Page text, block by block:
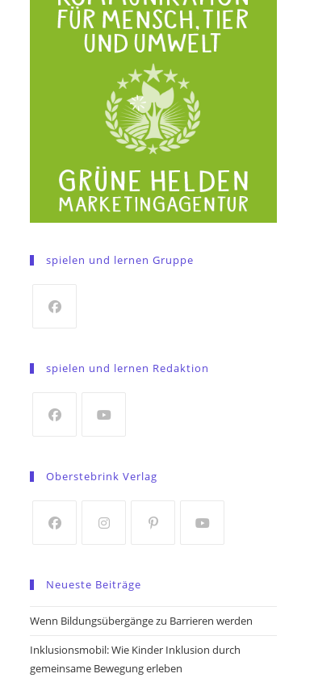
spielen und lernen Gruppe
a
tab
spielen und lernen Redaktion
a
tab
Oberstebrink Verlag
a
new
a
new
new
Neueste Beiträge
Wenn Bildungsübergänge zu Barrieren werden
Inklusionsmobil: Wie Kinder Inklusion durch
gemeinsame Bewegung erleben